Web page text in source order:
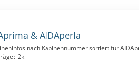
& AIDAperla
nach Kabinennummer sortiert für
2k